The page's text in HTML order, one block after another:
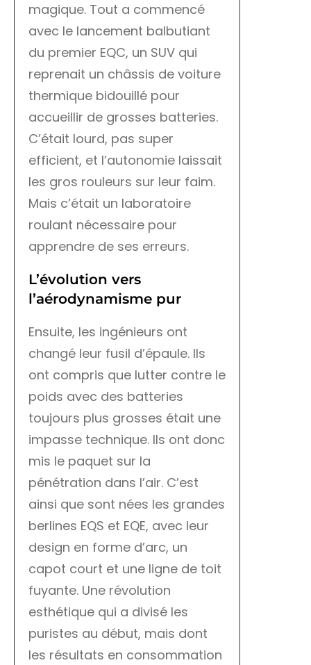
magique. Tout a commencé
avec le lancement balbutiant
du premier EQC, un SUV qui
reprenait un châssis de voiture
thermique bidouillé pour
accueillir de grosses batteries.
C’était lourd, pas super
efficient, et l’autonomie laissait
les gros rouleurs sur leur faim.
Mais c’était un laboratoire
roulant nécessaire pour
apprendre de ses erreurs.
L’évolution vers
l’aérodynamisme pur
Ensuite, les ingénieurs ont
changé leur fusil d’épaule. Ils
ont compris que lutter contre le
poids avec des batteries
toujours plus grosses était une
impasse technique. Ils ont donc
mis le paquet sur la
pénétration dans l’air. C’est
ainsi que sont nées les grandes
berlines EQS et EQE, avec leur
design en forme d’arc, un
capot court et une ligne de toit
fuyante. Une révolution
esthétique qui a divisé les
puristes au début, mais dont
les résultats en consommation